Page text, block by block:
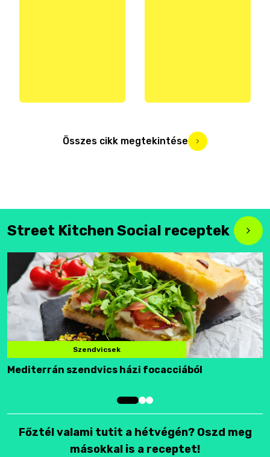
Összes cikk megtekintése
Street Kitchen Social receptek
Szendvicsek
Mediterrán szendvics házi focacciából
Főztél valami tutit a hétvégén? Oszd meg
másokkal is a receptet!